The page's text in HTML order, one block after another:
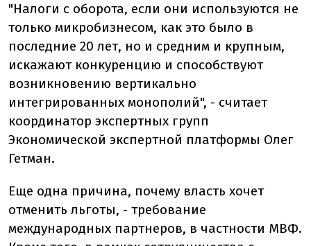
"Налоги с оборота, если они используются не
только микробизнесом, как это было в
последние 20 лет, но и средним и крупным,
искажают конкуренцию и способствуют
возникновению вертикально
интегрированных монополий", - считает
координатор экспертных групп
Экономической экспертной платформы Олег
Гетман.
Еще одна причина, почему власть хочет
отменить льготы, - требование
международных партнеров, в частности МВФ.